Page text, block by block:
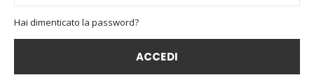
Hai dimenticato la password?
ACCEDI